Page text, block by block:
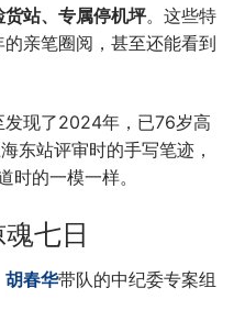
站、专属停机坪。这些特
亲笔圈阅，甚至还能看到
现了2024年，已76岁高
东站评审时的手写笔迹，
的一模一样。
七日
胡春华带队的中纪委专案组